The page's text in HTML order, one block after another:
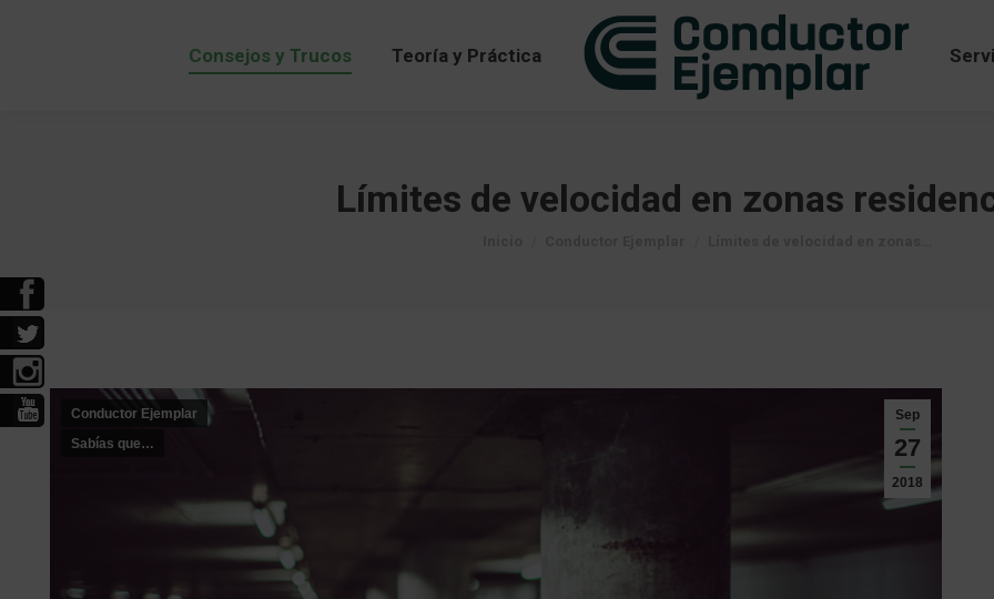
Consejos y Trucos Teoría y Práctica
Límites de velocidad en zonas
Sep
27
2018
Conductor Ejemplar
Sabías que…
Consejos y Trucos Teoría y Práctica